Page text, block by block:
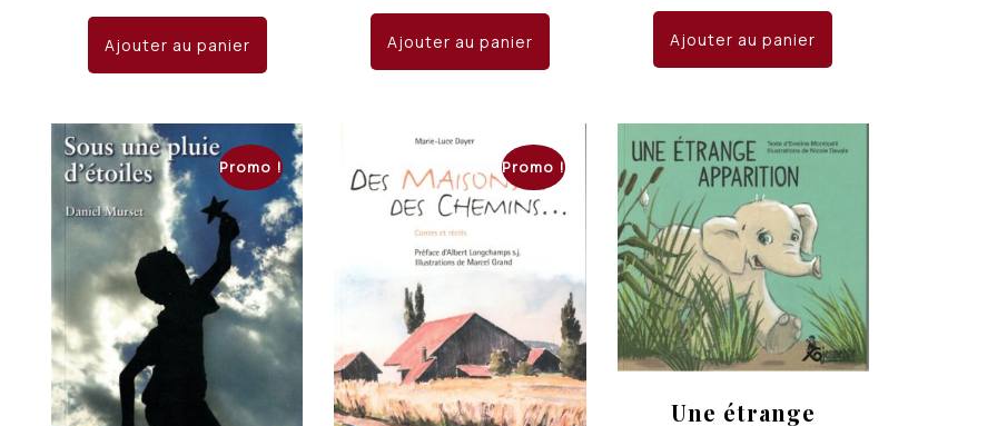
Ajouter au panier Ajouter au panier Ajouter au panier
Promo ! Promo !
Une étrange